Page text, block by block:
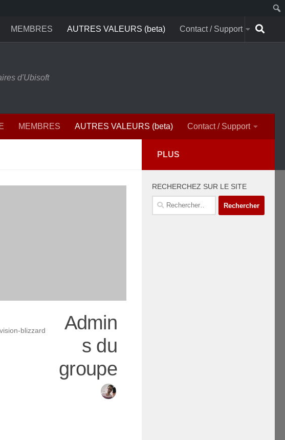
MEMBRES AUTRES VALEURS (beta) Contact / Support
d'Ubisoft
MEMBRES AUTRES VALEURS (beta) Contact / Support
blizzard
Admin
s du
groupe
PLUS
RECHERCHEZ SUR LE SITE
Rechercher :